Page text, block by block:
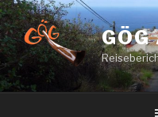
Zum
Inhalt
springen
GÖG